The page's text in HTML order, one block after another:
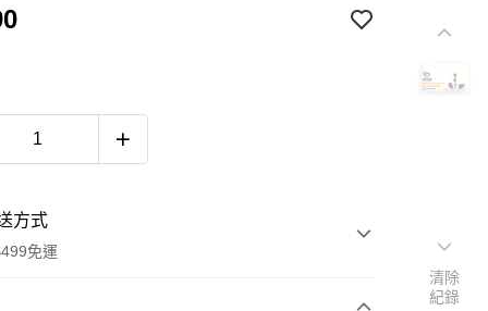
方式
免運
清除
紀錄